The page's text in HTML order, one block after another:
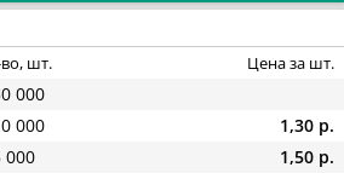
шт. Цена за шт.
000
000
1,30 р.
000
1,50 р.